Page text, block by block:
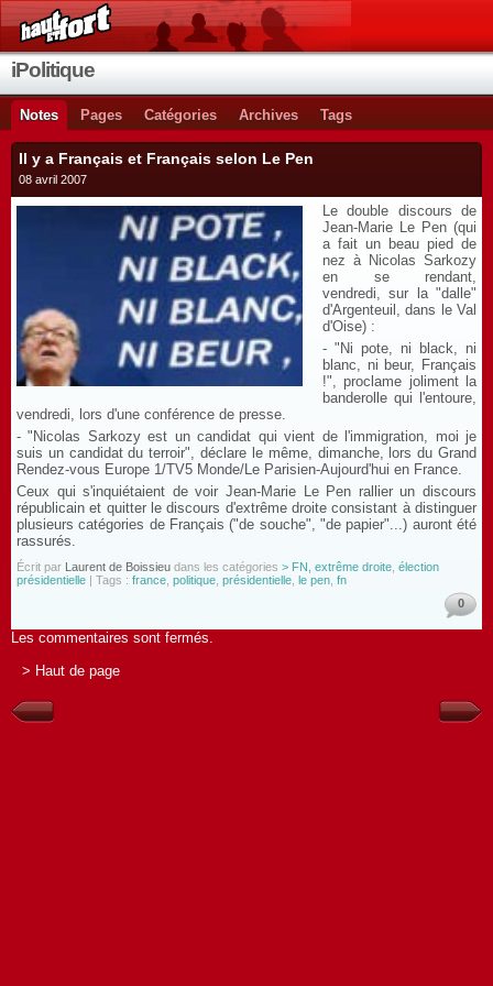
iPolitique
Notes Pages Catégories Archives Tags
Il y a Français et Français selon Le Pen
08 avril 2007
Le double discours de
Jean-Marie Le Pen (qui
a fait un beau pied de
nez à Nicolas Sarkozy
en se rendant,
vendredi, sur la "dalle"
d'Argenteuil, dans le Val
d'Oise) :
- "Ni pote, ni black, ni
blanc, ni beur, Français
!", proclame joliment la
banderolle qui l'entoure,
vendredi, lors d'une conférence de presse.
- "Nicolas Sarkozy est un candidat qui vient de l'immigration, moi je
suis un candidat du terroir", déclare le même, dimanche, lors du Grand
Rendez-vous Europe 1/TV5 Monde/Le Parisien-Aujourd'hui en France.
Ceux qui s'inquiétaient de voir Jean-Marie Le Pen rallier un discours
républicain et quitter le discours d'extrême droite consistant à distinguer
plusieurs catégories de Français ("de souche", "de papier"...) auront été
rassurés.
Écrit par Laurent de Boissieu dans les catégories > FN, extrême droite élection
présidentielle | Tags : france politique présidentielle le pen fn
0
Les commentaires sont fermés.
> Haut de page